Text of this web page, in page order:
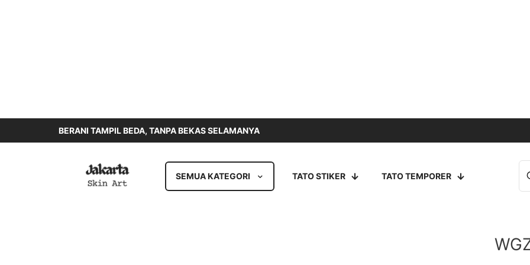
BERANI TAMPIL BEDA, TANPA BEKAS SELAMANYA
SEMUA KATEGORI TATO STIKER TATO TEMPORER